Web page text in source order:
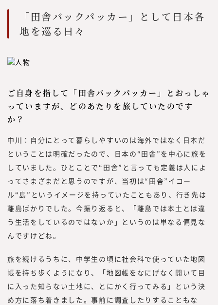
「田舎バックパッカー」として日本各
地を巡る日々
ご自身を指して「田舎バックパッカー」とおっしゃ
っていますが、どのあたりを旅していたのです
か？
中川：自分にとって暮らしやすいのは海外ではなく日本だ
ということは明確だったので、日本の“田舎”を中心に旅を
していました。ひとことで“田舎”と言っても定義は人によ
ってさまざまだと思うのですが、当初は“田舎”イコー
ル“島”というイメージを持っていたこともあり、行き先は
離島ばかりでした。今振り返ると、「離島では本土とは違
う生活をしているのではないか」というのは単なる偏見な
んですけどね。
旅を続けるうちに、中学生の頃に社会科で使っていた地図
帳を持ち歩くようになり、「地図帳をなにげなく開いて目
に入った知らない土地に、とにかく行ってみる」という決
め方に落ち着きました。事前に調査したりすることもな